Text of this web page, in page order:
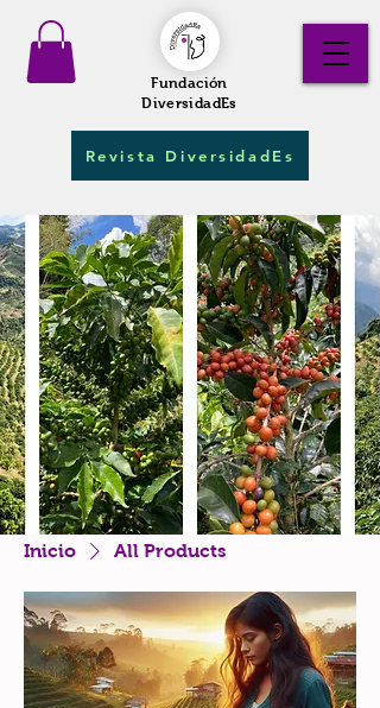
Fundación
DiversidadEs
Revista DiversidadEs
Inicio All Products